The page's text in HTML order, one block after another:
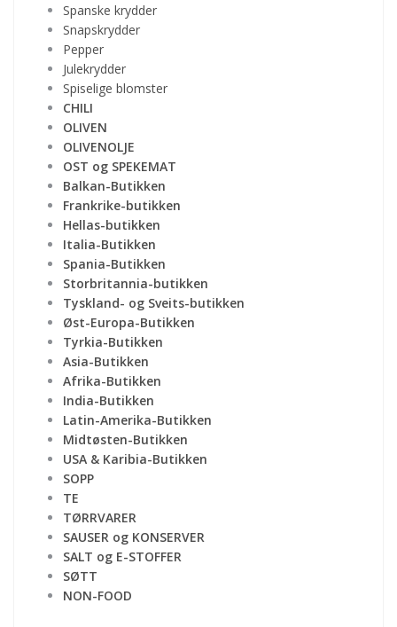
Spanske krydder
Snapskrydder
Pepper
Julekrydder
Spiselige blomster
CHILI
OLIVEN
OLIVENOLJE
OST og SPEKEMAT
Balkan-Butikken
Frankrike-butikken
Hellas-butikken
Italia-Butikken
Spania-Butikken
Storbritannia-butikken
Tyskland- og Sveits-butikken
Øst-Europa-Butikken
Tyrkia-Butikken
Asia-Butikken
Afrika-Butikken
India-Butikken
Latin-Amerika-Butikken
Midtøsten-Butikken
USA & Karibia-Butikken
SOPP
TE
TØRRVARER
SAUSER og KONSERVER
SALT og E-STOFFER
SØTT
NON-FOOD